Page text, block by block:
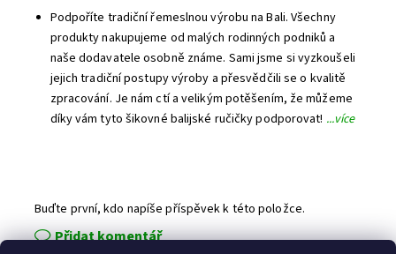
Podpoříte tradiční řemeslnou výrobu na Bali. Všechny
produkty nakupujeme od malých rodinných podniků a
naše dodavatele osobně známe. Sami jsme si vyzkoušeli
jejich tradiční postupy výroby a přesvědčili se o kvalitě
zpracování. Je nám ctí a velikým potěšením, že můžeme
díky vám tyto šikovné balijské ručičky podporovat! ...více
Buďte první, kdo napíše příspěvek k této položce.
Přidat komentář